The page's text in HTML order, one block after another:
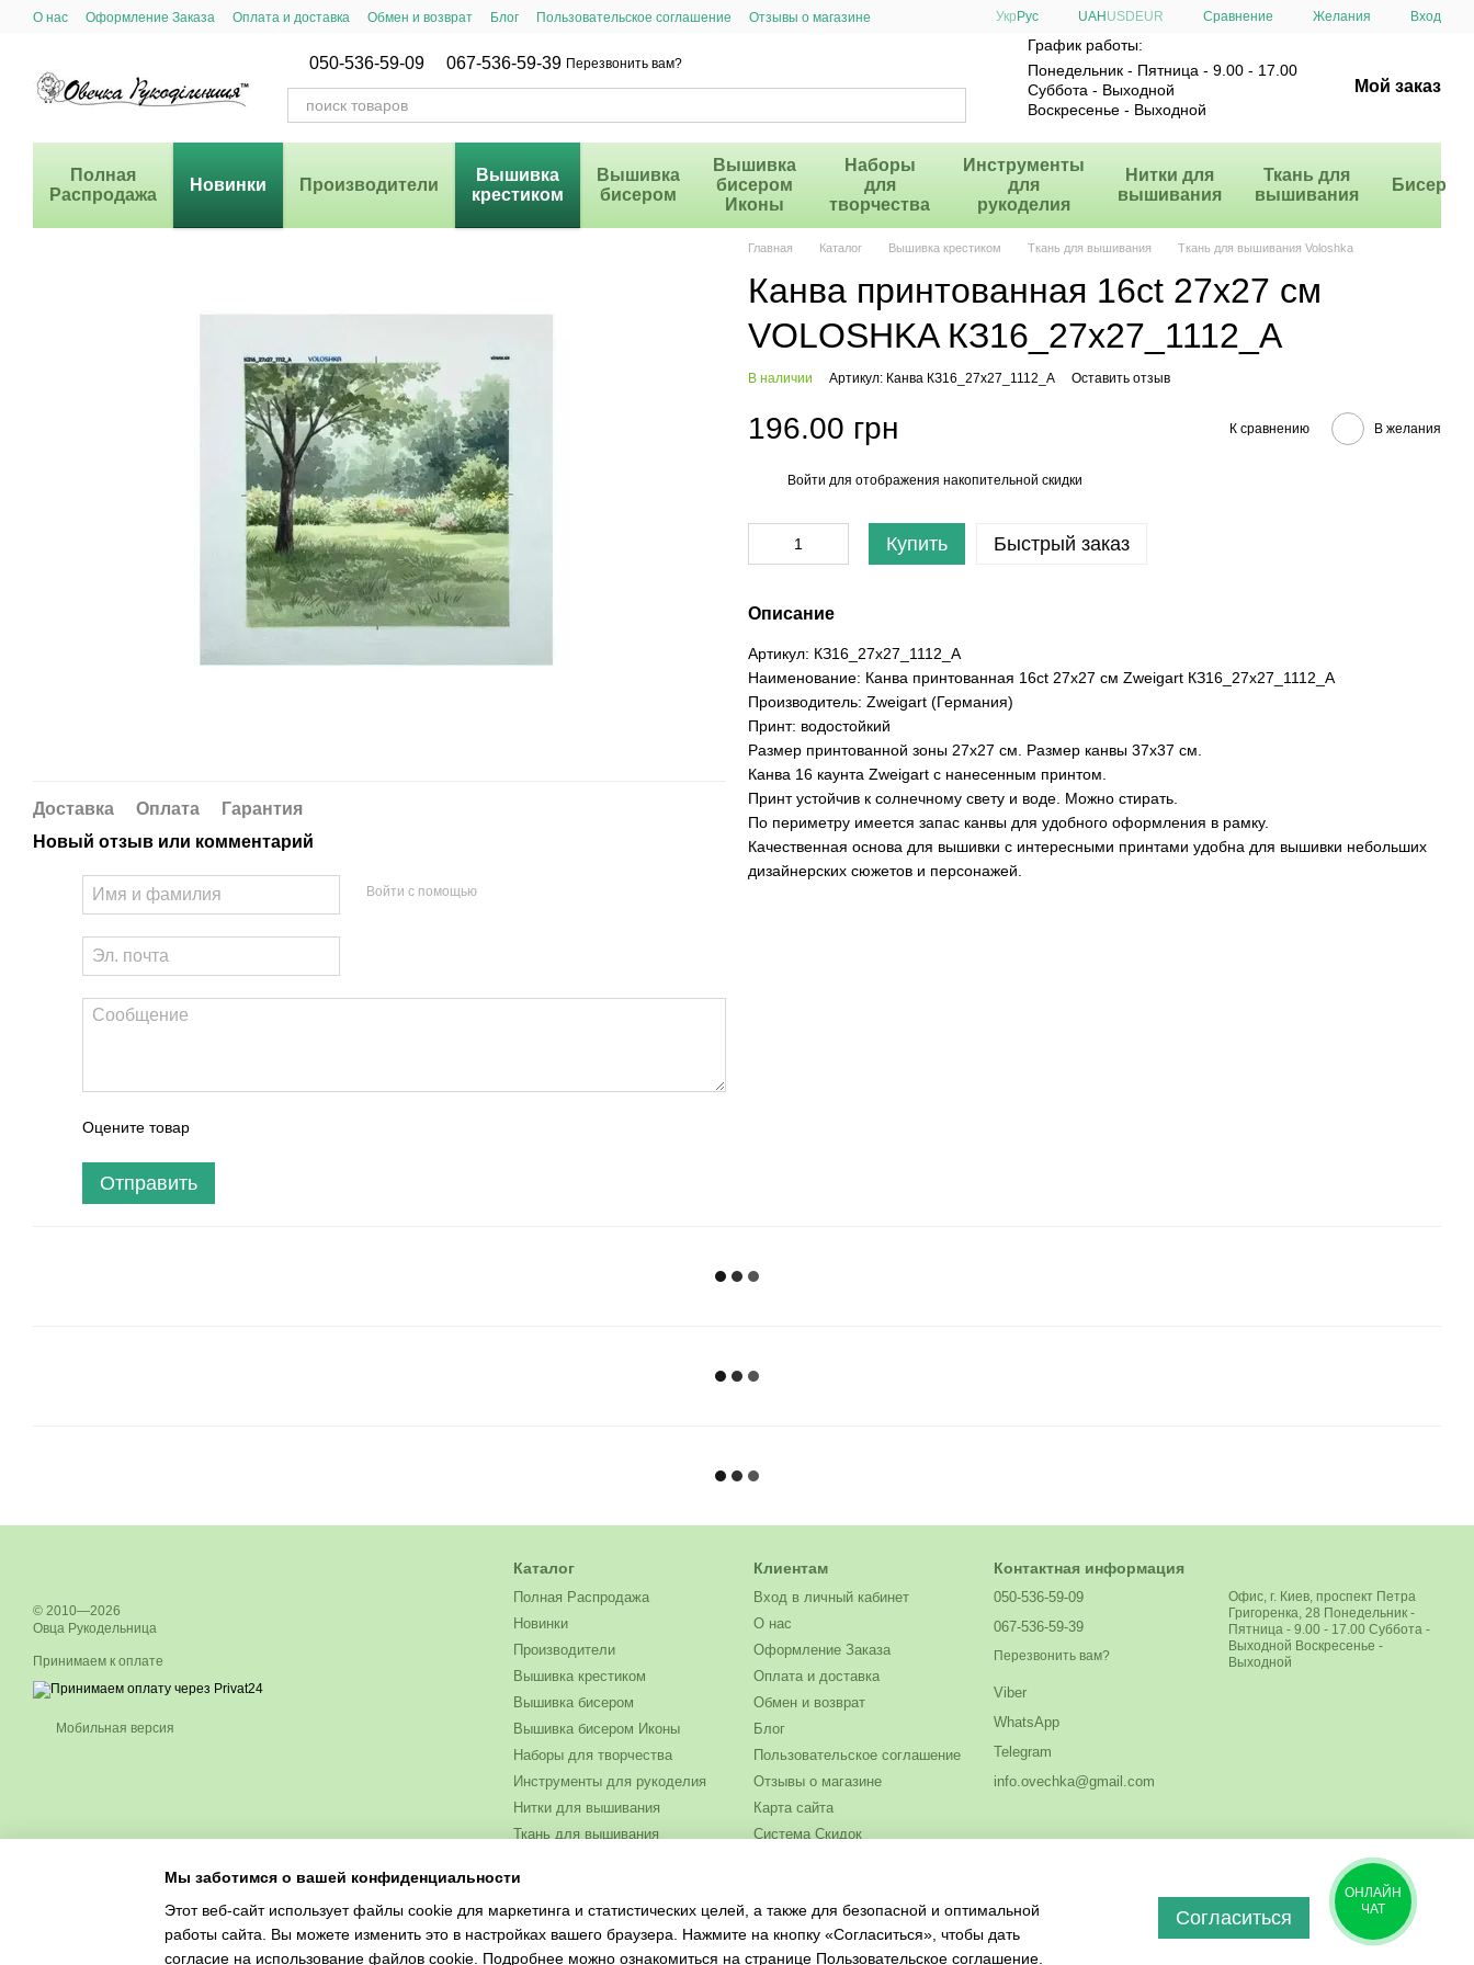
Перейти к основному контенту
О нас Оформление Заказа Оплата и доставка Обмен и возврат Блог Пользовательское соглашение
Отзывы о магазине
Укр Рус UAH USD EUR Сравнение Желания Вход
050-536-59-09 067-536-59-39 Перезвонить вам?
График работы:
Понедельник - Пятница - 9.00 - 17.00
Суббота - Выходной
Воскресенье - Выходной
Мой заказ
Полная
Распродажа
Новинки Производители
Вышивка
крестиком
Вышивка
бисером
Вышивка
бисером
Иконы
Наборы
для
творчества
Инструменты
для
рукоделия
Нитки для
вышивания
Ткань для
вышивания
Бисер
Доставка Оплата
Гарантия
Новый отзыв или комментарий
Войти с помощью
Оцените товар
Отправить
Главная Каталог Вышивка крестиком Ткань для вышивания Ткань для вышивания Voloshka
Канва принтованная 16ct 27х27 см
VOLOSHKA КЗ16_27х27_1112_A
В наличии Артикул: Канва КЗ16_27х27_1112_A Оставить отзыв
196.00 грн К сравнению В желания
Войти для отображения накопительной скидки
Купить Быстрый заказ
Описание
Артикул: КЗ16_27х27_1112_A
Наименование: Канва принтованная 16ct 27х27 см Zweigart КЗ16_27х27_1112_A
Производитель: Zweigart (Германия)
Принт: водостойкий
Размер принтованной зоны 27х27 см. Размер канвы 37х37 см.
Канва 16 каунта Zweigart с нанесенным принтом.
Принт устойчив к солнечному свету и воде. Можно стирать.
По периметру имеется запас канвы для удобного оформления в рамку.
Качественная основа для вышивки с интересными принтами удобна для вышивки небольших
дизайнерских сюжетов и персонажей.
© 2010—2026
Овца Рукодельница
Принимаем к оплате
Мобильная версия
Каталог
Полная Распродажа
Новинки
Производители
Вышивка крестиком
Вышивка бисером
Вышивка бисером Иконы
Наборы для творчества
Инструменты для рукоделия
Нитки для вышивания
Ткань для вышивания
Одежда и текстиль
Журналы для рукоделия
Клиентам
Вход в личный кабинет
О нас
Оформление Заказа
Оплата и доставка
Обмен и возврат
Блог
Пользовательское соглашение
Отзывы о магазине
Карта сайта
Система Скидок
Контактная информация
050-536-59-09
067-536-59-39
Перезвонить вам?
Viber
WhatsApp
Telegram
info.ovechka@gmail.com
Офис, г. Киев, проспект Петра
Григоренка, 28 Понедельник -
Пятница - 9.00 - 17.00 Суббота -
Выходной Воскресенье -
Выходной
Мы заботимся о вашей конфиденциальности
Этот веб-сайт использует файлы cookie для маркетинга и статистических целей, а также для безопасной и оптимальной
работы сайта. Вы можете изменить это в настройках вашего браузера. Нажмите на кнопку «Согласиться», чтобы дать
согласие на использование файлов cookie. Подробнее можно ознакомиться на странице Пользовательское соглашение
Согласиться
ОНЛАЙН
ЧАТ